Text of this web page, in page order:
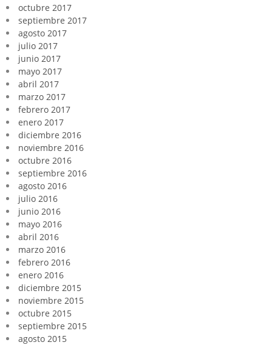
octubre 2017
septiembre 2017
agosto 2017
julio 2017
junio 2017
mayo 2017
abril 2017
marzo 2017
febrero 2017
enero 2017
diciembre 2016
noviembre 2016
octubre 2016
septiembre 2016
agosto 2016
julio 2016
junio 2016
mayo 2016
abril 2016
marzo 2016
febrero 2016
enero 2016
diciembre 2015
noviembre 2015
octubre 2015
septiembre 2015
agosto 2015